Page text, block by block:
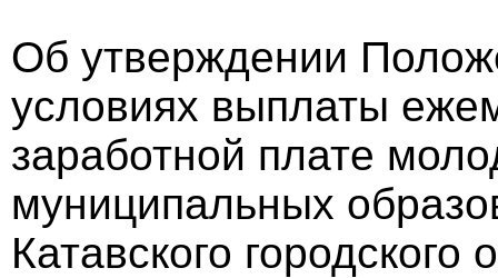
Об утверждении
условиях выплаты
заработной плате
муниципальных
Катавского городского